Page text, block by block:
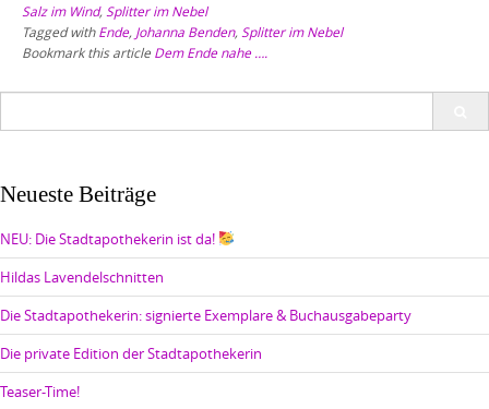
Salz im Wind, Splitter im Nebel
Tagged withEnde, Johanna Benden, Splitter im Nebel
Bookmark this article Dem Ende nahe ….
Neueste Beiträge
NEU: Die Stadtapothekerin ist da!
Hildas Lavendelschnitten
Die Stadtapothekerin: signierte Exemplare & Buchausgabeparty
Die private Edition der Stadtapothekerin
Teaser-Time!